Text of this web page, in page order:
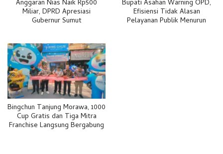
Anggaran Nias Naik Rp500
Miliar, DPRD Apresiasi
Gubernur Sumut
Bupati Asahan Warning OPD,
Efisiensi Tidak Alasan
Pelayanan Publik Menurun
Bingchun Tanjung Morawa, 1000
Cup Gratis dan Tiga Mitra
Franchise Langsung Bergabung